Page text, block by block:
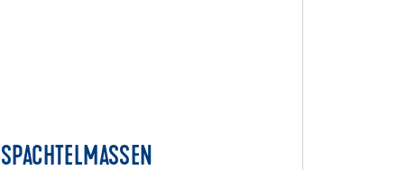
SPACHTELMASSENSPACHTELMASSEN